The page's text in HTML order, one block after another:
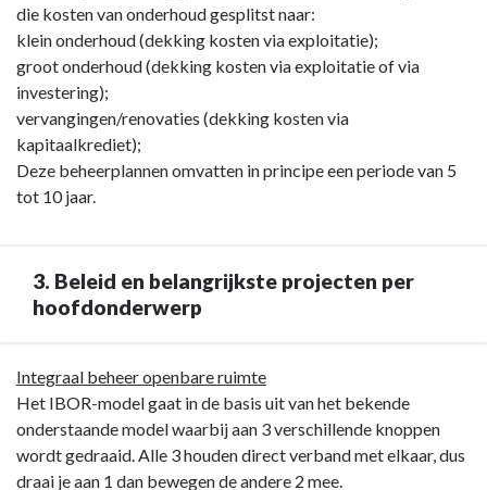
Kapitaalgoederen
Wettelijk
kader
gemeentelijk
die kosten van onderhoud gesplitst naar:
klein onderhoud (dekking kosten via exploitatie);
groot onderhoud (dekking kosten via exploitatie of via
investering);
vervangingen/renovaties (dekking kosten via
kapitaalkrediet);
Deze beheerplannen omvatten in principe een periode van 5
tot 10 jaar.
3. Beleid en belangrijkste projecten per
hoofdonderwerp
Terug
naar
navigatie
Paragraaf
Integraal beheer openbare ruimte
Het IBOR-model gaat in de basis uit van het bekende
onderstaande model waarbij aan 3 verschillende knoppen
wordt gedraaid. Alle 3 houden direct verband met elkaar, dus
draai je aan 1 dan bewegen de andere 2 mee.